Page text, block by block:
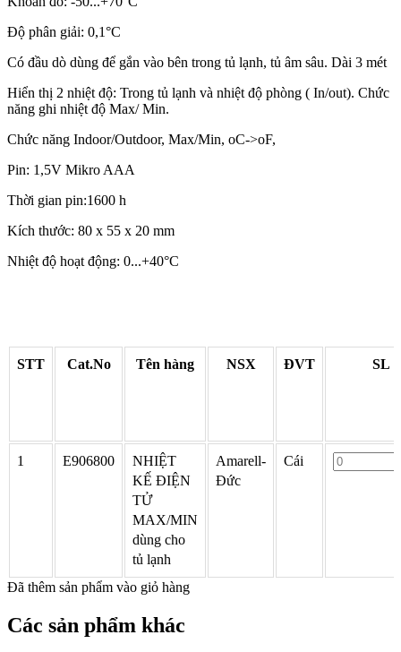
Độ phân giải: 0,1°C
Có đầu dò dùng để gắn vào bên trong tủ lạnh, tủ âm sâu. Dài 3 mét
Hiển thị 2 nhiệt độ: Trong tủ lạnh và nhiệt độ phòng ( In/out). Chức
năng ghi nhiệt độ Max/ Min.
Chức năng Indoor/Outdoor, Max/Min, oC->oF,
Pin: 1,5V Mikro AAA
Thời gian pin:1600 h
Kích thước: 80 x 55 x 20 mm
Nhiệt độ hoạt động: 0...+40°C
STT Cat.No Tên hàng NSX ĐVT SL
1 E906800
NHIỆT
KẾ ĐIỆN
TỬ
MAX/MIN
dùng cho
tủ lạnh
Amarell-
Đức
Cái
Đã thêm sản phẩm vào giỏ hàng
Các sản phẩm khác